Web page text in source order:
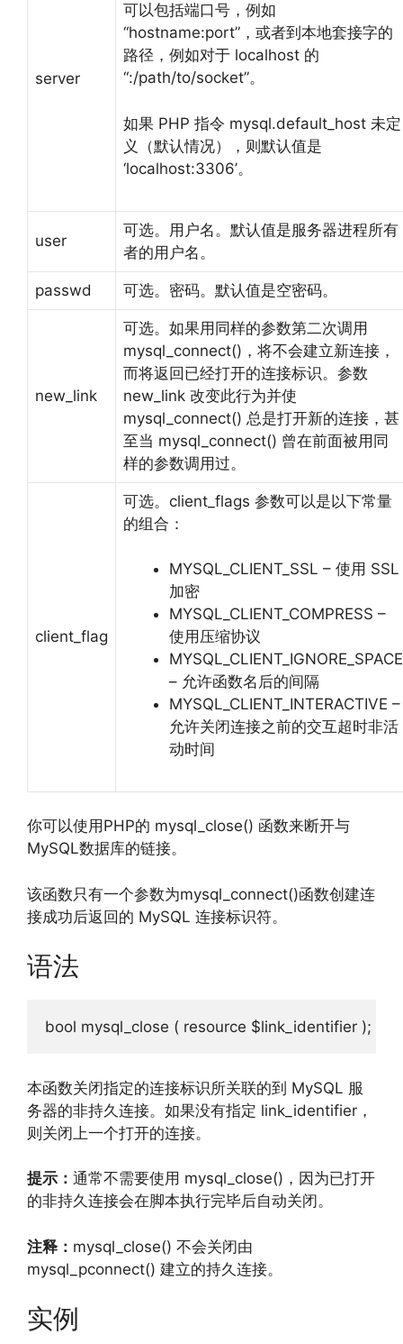
server
可以包括端口号，例如
“hostname:port”，或者到本地套接字的
路径，例如对于 localhost 的
“:/path/to/socket”。
如果 PHP 指令 mysql.default_host 未定
义（默认情况），则默认值是
‘localhost:3306’。
user
可选。用户名。默认值是服务器进程所有
者的用户名。
passwd 可选。密码。默认值是空密码。
new_link
可选。如果用同样的参数第二次调用
mysql_connect()，将不会建立新连接，
而将返回已经打开的连接标识。参数
new_link 改变此行为并使
mysql_connect() 总是打开新的连接，甚
至当 mysql_connect() 曾在前面被用同
样的参数调用过。
client_flag
可选。client_flags 参数可以是以下常量
的组合：
MYSQL_CLIENT_SSL – 使用 SSL
加密
MYSQL_CLIENT_COMPRESS –
使用压缩协议
MYSQL_CLIENT_IGNORE_SPACE
– 允许函数名后的间隔
MYSQL_CLIENT_INTERACTIVE –
允许关闭连接之前的交互超时非活
动时间
你可以使用PHP的 mysql_close() 函数来断开与
MySQL数据库的链接。
该函数只有一个参数为mysql_connect()函数创建连
接成功后返回的 MySQL 连接标识符。
语法
bool mysql_close ( resource $link_identifier );
本函数关闭指定的连接标识所关联的到 MySQL 服
务器的非持久连接。如果没有指定 link_identifier，
则关闭上一个打开的连接。
提示： 通常不需要使用 mysql_close()，因为已打开
的非持久连接会在脚本执行完毕后自动关闭。
注释： mysql_close() 不会关闭由
mysql_pconnect() 建立的持久连接。
实例